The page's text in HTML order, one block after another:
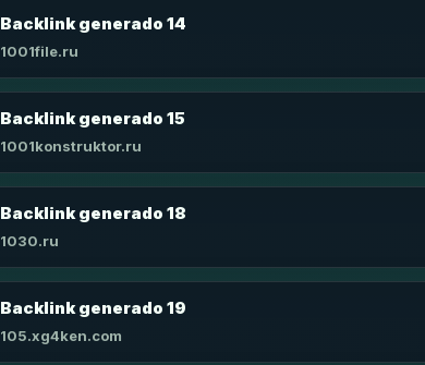
Backlink generado 14
1001file.ru
Backlink generado 15
1001konstruktor.ru
Backlink generado 18
1030.ru
Backlink generado 19
105.xg4ken.com